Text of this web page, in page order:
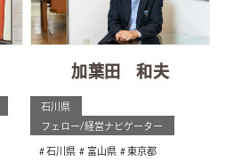
加葉田 和夫
石川県
フェロー/経営ナビゲーター
石川県 富山県 東京都